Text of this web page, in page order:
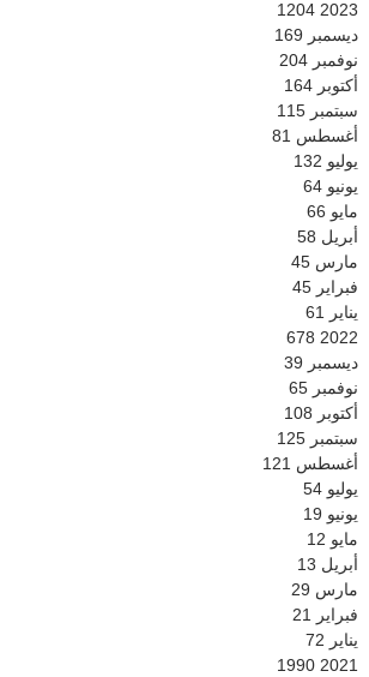
2023
1204
ديسمبر 169
نوفمبر 204
أكتوبر 164
سبتمبر 115
أغسطس 81
يوليو 132
يونيو 64
مايو 66
أبريل 58
مارس 45
فبراير 45
يناير 61
2022
678
ديسمبر 39
نوفمبر 65
أكتوبر 108
سبتمبر 125
أغسطس 121
يوليو 54
يونيو 19
مايو 12
أبريل 13
مارس 29
فبراير 21
يناير 72
2021
1990